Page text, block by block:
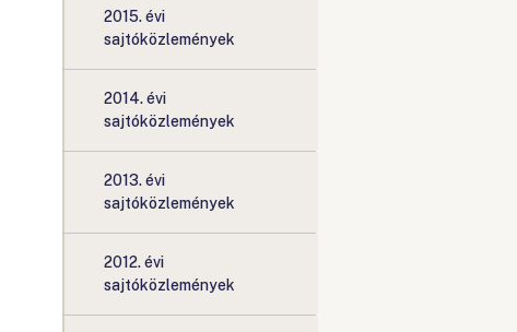
2015. évi
sajtóközlemények
2014. évi
sajtóközlemények
2013. évi
sajtóközlemények
2012. évi
sajtóközlemények